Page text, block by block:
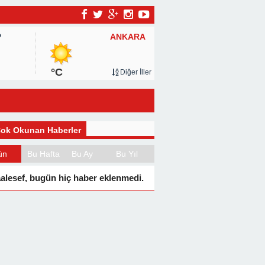
ANKARA
°C Diğer İller
Okunan Haberler
Bu Hafta Bu Ay Bu Yıl
bugün hiç haber eklenmedi.